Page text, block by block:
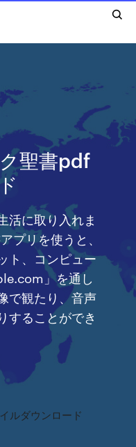
聖書pdf
活に取り入れま
プリを使うと、
ト、コンピュー
」を通し
で観たり、音声
することができ
ルダウンロード